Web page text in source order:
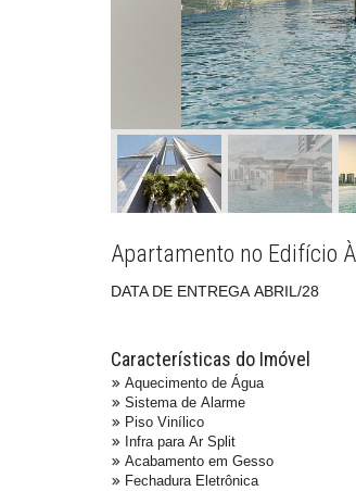
Apartamento no Edifício
DATA DE ENTREGA ABRIL/28
Características do Imóvel
Aquecimento de Água
Sistema de Alarme
Piso Vinílico
Infra para Ar Split
Acabamento em Gesso
Fechadura Eletrônica